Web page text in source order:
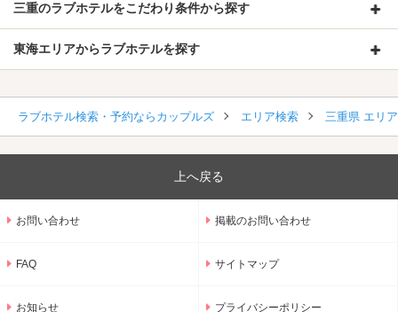
三重のラブホテルをこだわり条件から探す
東海エリアからラブホテルを探す
ラブホテル検索・予約ならカップルズ エリア検索 三重県 エリ
上へ戻る
お問い合わせ 掲載のお問い合わせ
FAQ サイトマップ
お知らせ プライバシーポリシー